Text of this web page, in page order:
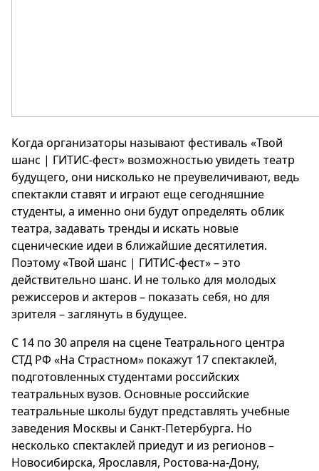
Когда организаторы называют фестиваль «Твой
шанс | ГИТИС-фест» возможностью увидеть театр
будущего, они нисколько не преувеличивают, ведь
спектакли ставят и играют еще сегодняшние
студенты, а именно они будут определять облик
театра, задавать тренды и искать новые
сценические идеи в ближайшие десятилетия.
Поэтому «Твой шанс | ГИТИС-фест» – это
действительно шанс. И не только для молодых
режиссеров и актеров – показать себя, но для
зрителя – заглянуть в будущее.
С 14 по 30 апреля на сцене Театрального центра
СТД РФ «На Страстном» покажут 17 спектаклей,
подготовленных студентами российских
театральных вузов. Основные российские
театральные школы будут представлять учебные
заведения Москвы и Санкт-Петербурга. Но
несколько спектаклей приедут и из регионов –
Новосибирска, Ярославля, Ростова-на-Дону,